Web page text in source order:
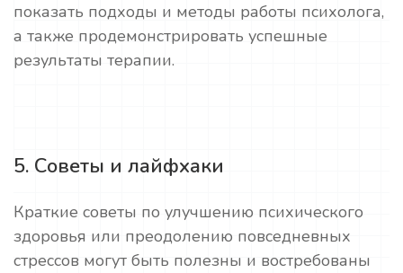
показать подходы и методы работы психолога,
а также продемонстрировать успешные
результаты терапии.
5. Советы и лайфхаки
Краткие советы по улучшению психического
здоровья или преодолению повседневных
стрессов могут быть полезны и востребованы